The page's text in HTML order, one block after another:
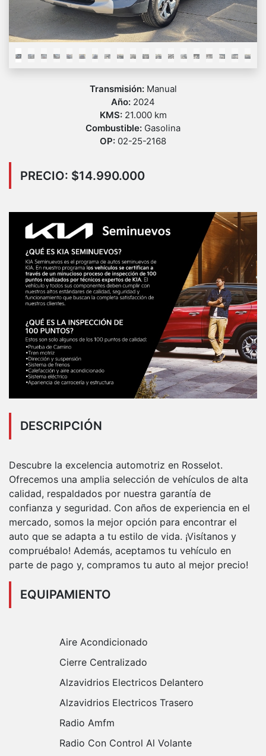
Transmisión: Manual
Año: 2024
KMS: 21.000 km
Combustible: Gasolina
OP: 02-25-2168
PRECIO: $14.990.000
DESCRIPCIÓN
Descubre la excelencia automotriz en Rosselot.
Ofrecemos una amplia selección de vehículos de alta
calidad, respaldados por nuestra garantía de
confianza y seguridad. Con años de experiencia en el
mercado, somos la mejor opción para encontrar el
auto que se adapta a tu estilo de vida. ¡Visítanos y
compruébalo! Además, aceptamos tu vehículo en
parte de pago y, compramos tu auto al mejor precio!
EQUIPAMIENTO
Aire Acondicionado
Cierre Centralizado
Alzavidrios Electricos Delantero
Alzavidrios Electricos Trasero
Radio Amfm
Radio Con Control Al Volante